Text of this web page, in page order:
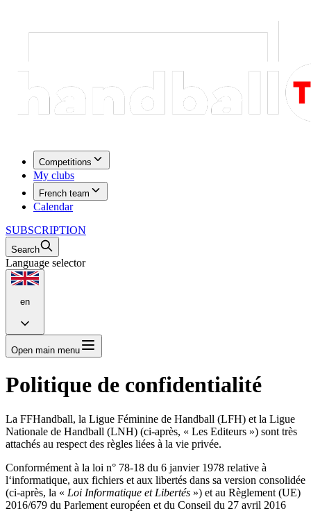
Competitions
My clubs
French team
Calendar
SUBSCRIPTION
Search
Language selector
en
Open main menu
Politique de confidentialité
La FFHandball, la Ligue Féminine de Handball (LFH) et la Ligue
Nationale de Handball (LNH) (ci-après, « Les Editeurs ») sont très
attachés au respect des règles liées à la vie privée.
Conformément à la loi n° 78-18 du 6 janvier 1978 relative à
l‘informatique, aux fichiers et aux libertés dans sa version consolidée
(ci-après, la « Loi Informatique et Libertés ») et au Règlement (UE)
2016/679 du Parlement européen et du Conseil du 27 avril 2016